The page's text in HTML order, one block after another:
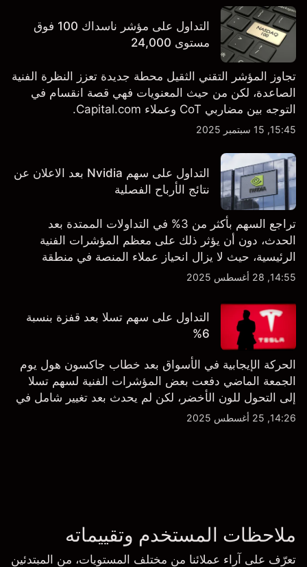
التداول على مؤشر ناسداك 100 فوق
مستوى 24,000
تجاوز المؤشر التقني الثقيل محطة جديدة تعزز النظرة الفنية
الصاعدة، لكن من حيث المعنويات فهي قصة انقسام في
التوجه بين مضاربي CoT وعملاء Capital.com.
15:45, 15 سبتمبر 2025
التداول على سهم Nvidia بعد الاعلان عن
نتائج الأرباح الفصلية
تراجع السهم بأكثر من 3% في التداولات الممتدة بعد
الحدث، دون أن يؤثر ذلك على معظم المؤشرات الفنية
الرئيسية، حيث لا يزال انحياز عملاء المنصة في منطقة
الشراء المفرط.
14:55, 28 أغسطس 2025
التداول على سهم تسلا بعد قفزة بنسبة
6%
الحركة الإيجابية في الأسواق بعد خطاب جاكسون هول يوم
الجمعة الماضي دفعت بعض المؤشرات الفنية لسهم تسلا
إلى التحول للون الأخضر، لكن لم يحدث بعد تغيير شامل في
النظرة الفنية سواء على الإطار اليومي أو الأسبوعي.
14:26, 25 أغسطس 2025
ملاحظات المستخدم وتقييماته
تعرّف على آراء عملائنا من مختلف المستويات، من المبتدئين